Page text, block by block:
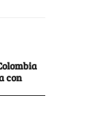
con